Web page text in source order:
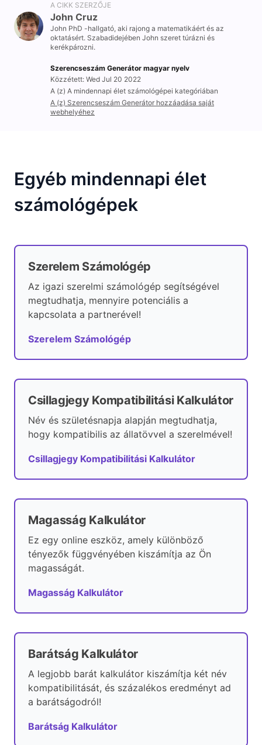
A CIKK SZERZŐJE
John Cruz
John PhD -hallgató, aki rajong a matematikáért és az
oktatásért. Szabadidejében John szeret túrázni és
kerékpározni.
Szerencseszám Generátor magyar nyelv
Közzétett: Wed Jul 20 2022
A (z) A mindennapi élet számológépei kategóriában
A (z) Szerencseszám Generátor hozzáadása saját
webhelyéhez
Egyéb mindennapi élet
számológépek
Szerelem Számológép
Az igazi szerelmi számológép segítségével
megtudhatja, mennyire potenciális a
kapcsolata a partnerével!
Szerelem Számológép
Csillagjegy Kompatibilitási Kalkulátor
Név és születésnapja alapján megtudhatja,
hogy kompatibilis az állatövvel a szerelmével!
Csillagjegy Kompatibilitási Kalkulátor
Magasság Kalkulátor
Ez egy online eszköz, amely különböző
tényezők függvényében kiszámítja az Ön
magasságát.
Magasság Kalkulátor
Barátság Kalkulátor
A legjobb barát kalkulátor kiszámítja két név
kompatibilitását, és százalékos eredményt ad
a barátságodról!
Barátság Kalkulátor